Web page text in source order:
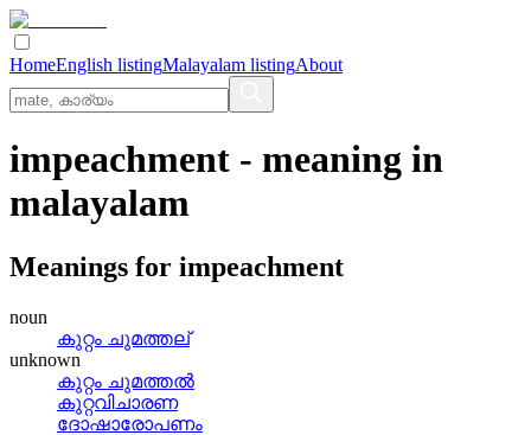
HomeEnglish listingMalayalam listingAbout
impeachment - meaning in
malayalam
Meanings for impeachment
noun
കുറ്റം ചുമത്തല്
unknown
കുറ്റം ചുമത്തല്‍
കുറ്റവിചാരണ
ദോഷാരോപണം